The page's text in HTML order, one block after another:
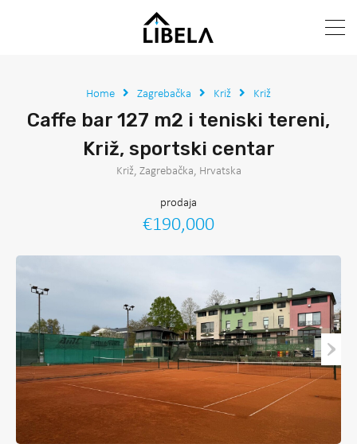
Home Zagrebačka Križ Križ
Caffe bar 127 m2 i teniski tereni,
Križ, sportski centar
Križ, Zagrebačka, Hrvatska
prodaja
€190,000